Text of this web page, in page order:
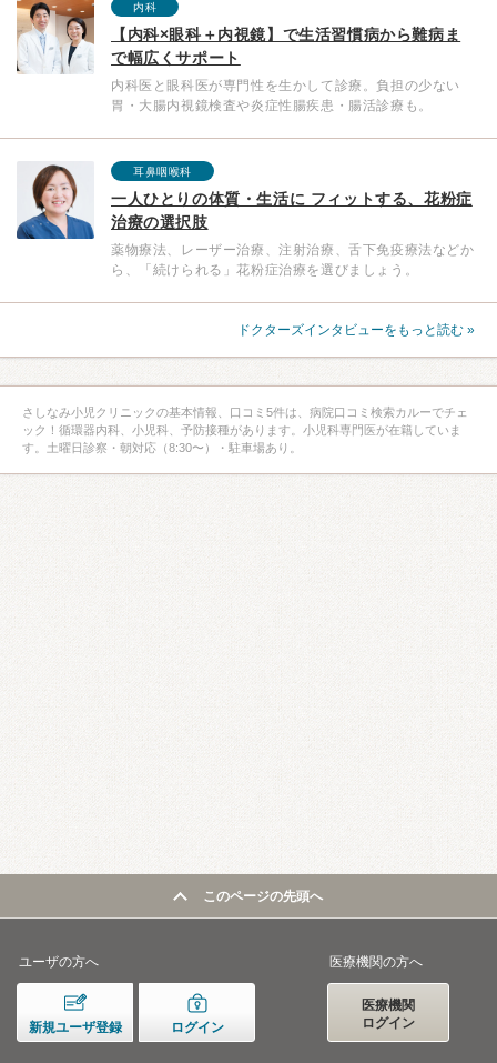
内科
【内科×眼科＋内視鏡】で生活習慣病から難病ま
で幅広くサポート
内科医と眼科医が専門性を生かして診療。負担の少ない
胃・大腸内視鏡検査や炎症性腸疾患・腸活診療も。
耳鼻咽喉科
一人ひとりの体質・生活に フィットする、花粉症
治療の選択肢
薬物療法、レーザー治療、注射治療、舌下免疫療法などか
ら、「続けられる」花粉症治療を選びましょう。
ドクターズインタビューをもっと読む »
さしなみ小児クリニックの基本情報、口コミ5件は、病院口コミ検索カルーでチェ
ック！循環器内科、小児科、予防接種があります。小児科専門医が在籍していま
す。土曜日診察・朝対応（8:30〜）・駐車場あり。
このページの先頭へ
ユーザの方へ
新規ユーザ登録 ログイン
医療機関の方へ
医療機関
ログイン